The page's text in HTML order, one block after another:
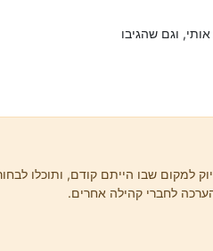
למקום שבו הייתם קודם, ותוכלו